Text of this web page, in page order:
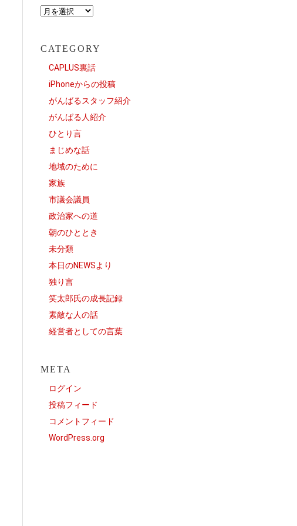
CATEGORY
CAPLUS裏話
iPhoneからの投稿
がんばるスタッフ紹介
がんばる人紹介
ひとり言
まじめな話
地域のために
家族
市議会議員
政治家への道
朝のひととき
未分類
本日のNEWSより
独り言
笑太郎氏の成長記録
素敵な人の話
経営者としての言葉
META
ログイン
投稿フィード
コメントフィード
WordPress.org